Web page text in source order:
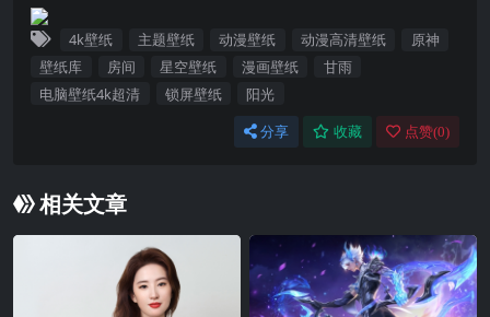
4k壁纸 主题壁纸 动漫壁纸 动漫高清壁纸
原神
壁纸库
房间 星空壁纸 漫画壁纸
甘雨
电脑壁纸4k超清
锁屏壁纸 阳光
分享 收藏 点赞(0)
相关文章